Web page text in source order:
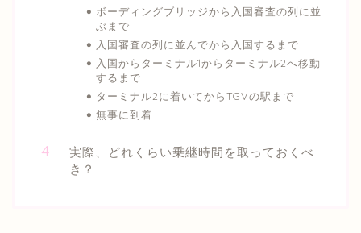
ボーディングブリッジから入国審査の列に並
ぶまで
入国審査の列に並んでから入国するまで
入国からターミナル1からターミナル2へ移動
するまで
ターミナル2に着いてからTGVの駅まで
無事に到着
実際、どれくらい乗継時間を取っておくべ
き？